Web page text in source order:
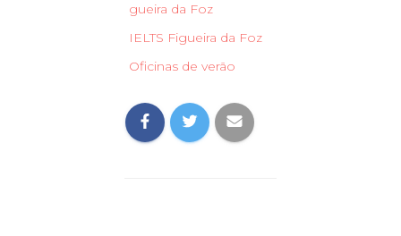
gueira da Foz
IELTS Figueira da Foz
Oficinas de verão